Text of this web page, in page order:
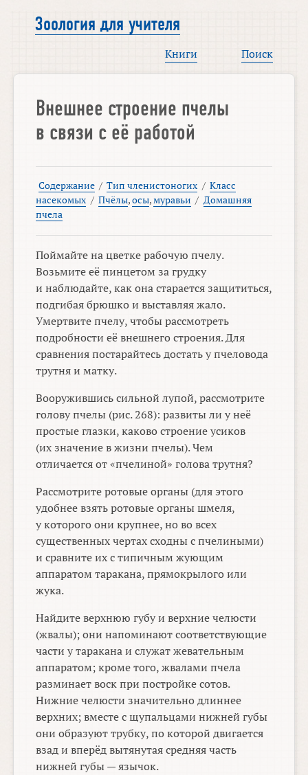
Зоология для учителя
Книги Поиск
Внешнее строение пчелы
в связи с её работой
Содержание / Тип членистоногих / Класс
насекомых / Пчёлы,осы,муравьи / Домашняя
пчела
Поймайте на цветке рабочую пчелу.
Возьмите её пинцетом за грудку
и наблюдайте, как она старается защититься,
подгибая брюшко и выставляя жало.
Умертвите пчелу, чтобы рассмотреть
подробности её внешнего строения. Для
сравнения постарайтесь достать у пчеловода
трутня и матку.
Вооружившись сильной лупой, рассмотрите
голову пчелы (рис. 268): развиты ли у неё
простые глазки, каково строение усиков
(их значение в жизни пчелы). Чем
отличается от «пчелиной» голова трутня?
Рассмотрите ротовые органы (для этого
удобнее взять ротовые органы шмеля,
у которого они крупнее, но во всех
существенных чертах сходны с пчелиными)
и сравните их с типичным жующим
аппаратом таракана, прямокрылого или
жука.
Найдите верхнюю губу и верхние челюсти
(жвалы); они напоминают соответствующие
части у таракана и служат жевательным
аппаратом; кроме того, жвалами пчела
разминает воск при постройке сотов.
Нижние челюсти значительно длиннее
верхних; вместе с щупальцами нижней губы
они образуют трубку, по которой двигается
взад и вперёд вытянутая средняя часть
нижней губы — язычок.